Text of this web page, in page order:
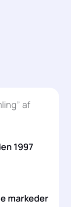
af
1997
markeder